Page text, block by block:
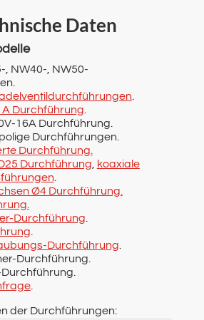
Daten
, NW40-, NW50-
.
Durchführung.
16A Durchführung.
Durchführungen.
Durchführung.
Durchführung, koaxiale
.
Ø4 Durchführung.
Durchführung.
.
Durchführung.
Durchführung.
.
der Durchführungen: